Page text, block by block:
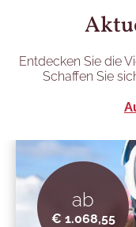
Entdecken Sie die
Schaffen Sie
ab
€ 1.068,55